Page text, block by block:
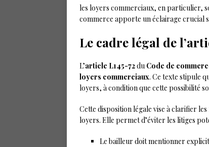
les loyers commerciaux, en particulier,
commerce apporte un éclairage crucial
Le cadre légal de
L’article L145-72du Code de
loyers commerciaux. Ce texte stipule
loyers, à condition que cette possibilité
Cette disposition légale vise à clarifier
loyers. Elle permet d’éviter les litiges
Le bailleur doit mentionner